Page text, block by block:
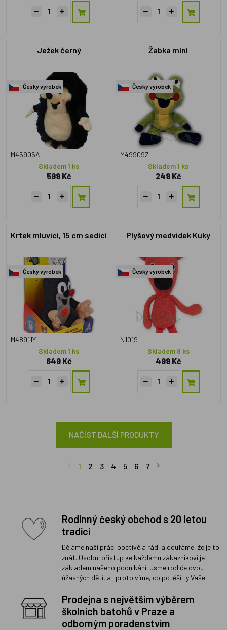
Ježek černý
Český výrobek
M45905A
Skladem 1 ks
599 Kč
Žabka mini
Český výrobek
M49909Z
Skladem 1 ks
249 Kč
Krtek mluvící, 15 cm sedící
Český výrobek
M48911Y
Skladem 1 ks
649 Kč
Plyšový medvídek Kuky
Český výrobek
N1019
Skladem 8 ks
499 Kč
NAČÍST DALŠÍ PRODUKTY
1 2 3 4 5 6 7
Rodinný český obchod s 20 letou
tradicí
Děláme naši práci poctivě a rádi a doufáme, že je to
znát. Osobní přístup ke každému zákazníkovi je
základem našeho podnikání. Jsme rodiče dvou
úžasných dětí, a i proto víme, co potěší ty Vaše.
Prodejna s největším výběrem
školních batohů v Praze a
odborným poradenstvím